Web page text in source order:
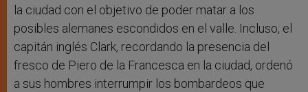
la ciudad con el objetivo de poder matar a los
posibles alemanes escondidos en el valle. Incluso, el
capitán inglés Clark, recordando la presencia del
fresco de Piero de la Francesca en la ciudad, ordenó
a sus hombres interrumpir los bombardeos que